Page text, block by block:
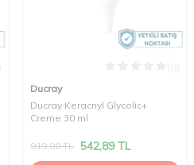
Ducray
Ducray Keracnyl Glycolic+
Creme 30 ml
919,00TL 542,89TL